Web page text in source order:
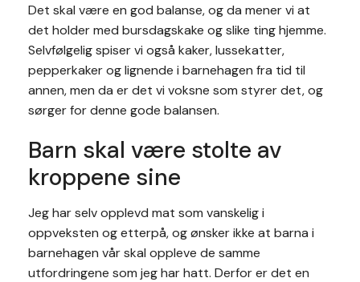
Det skal være en god balanse, og da mener vi at
det holder med bursdagskake og slike ting hjemme.
Selvfølgelig spiser vi også kaker, lussekatter,
pepperkaker og lignende i barnehagen fra tid til
annen, men da er det vi voksne som styrer det, og
sørger for denne gode balansen.
Barn skal være stolte av
kroppene sine
Jeg har selv opplevd mat som vanskelig i
oppveksten og etterpå, og ønsker ikke at barna i
barnehagen vår skal oppleve de samme
utfordringene som jeg har hatt. Derfor er det en